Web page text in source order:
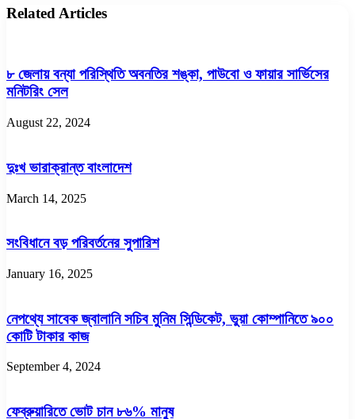
Related Articles
৮ জেলায় বন্যা পরিস্থিতি অবনতির শঙ্কা, পাউবো ও ফায়ার সার্ভিসের
মনিটরিং সেল
August 22, 2024
দুঃখ ভারাক্রান্ত বাংলাদেশ
March 14, 2025
সংবিধানে বড় পরিবর্তনের সুপারিশ
January 16, 2025
নেপথ্যে সাবেক জ্বালানি সচিব মুনিম সিন্ডিকেট, ভুয়া কোম্পানিতে ৯০০
কোটি টাকার কাজ
September 4, 2024
ফেব্রুয়ারিতে ভোট চান ৮৬% মানুষ